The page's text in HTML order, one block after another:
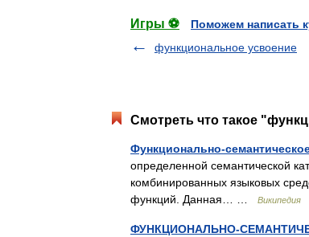
Игры ⚽
Поможем написать
функциональное усвоение
Смотреть что такое
Функционально-
определенной семантической
комбинированных языковых
функций. Данная… …
Википедия
ФУНКЦИОНАЛЬНО-